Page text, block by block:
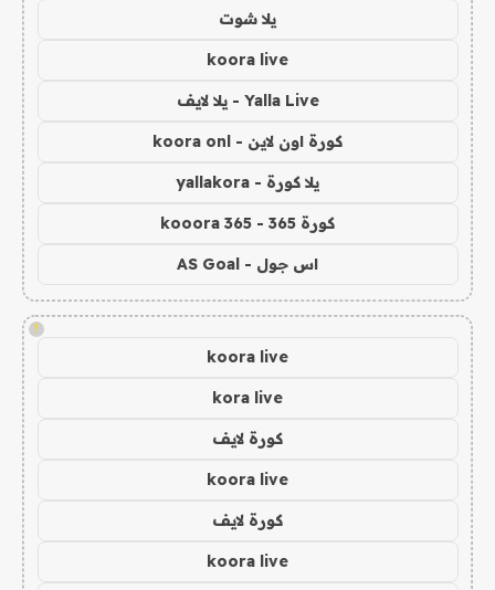
يلا شوت
koora live
Yalla Live - يلا لايف
كورة اون لاين - koora onl
يلا كورة - yallakora
كورة 365 - kooora 365
اس جول - AS Goal
!
koora live
kora live
كورة لايف
koora live
كورة لايف
koora live